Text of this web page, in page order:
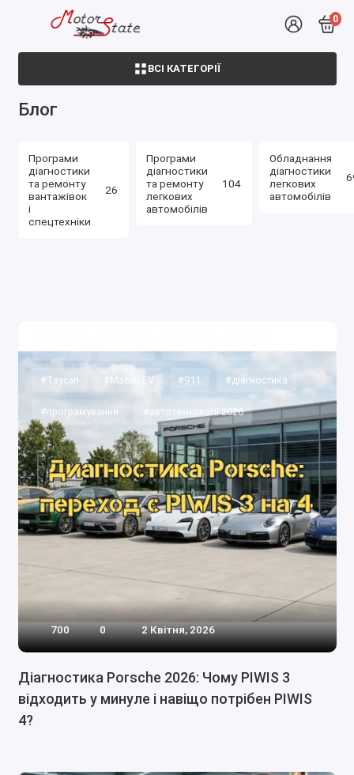
0
ВСІ КАТЕГОРІЇ
Блог
Програми
діагностики
та ремонту
вантажівок
і
спецтехніки
26
Програми
діагностики
та ремонту
легкових
автомобілів
104
Обладнання
діагностики
легкових
автомобілів
#Taycan #Macan EV #911 #діагностика
#програмування #автотехнології 2026
700 0 2 Квітня, 2026
Діагностика Porsche 2026: Чому PIWIS 3
відходить у минуле і навіщо потрібен PIWIS
4?